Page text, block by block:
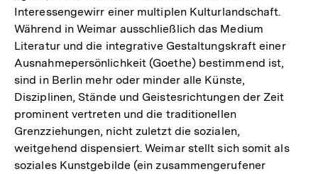
Interessengewirr einer multiplen Kulturlandschaft.
Während in Weimar ausschließlich das Medium
Literatur und die integrative Gestaltungskraft einer
Ausnahmepersönlichkeit (Goethe) bestimmend ist,
sind in Berlin mehr oder minder alle Künste,
Disziplinen, Stände und Geistesrichtungen der Zeit
prominent vertreten und die traditionellen
Grenzziehungen, nicht zuletzt die sozialen,
weitgehend dispensiert. Weimar stellt sich somit als
soziales Kunstgebilde (ein zusammengerufener